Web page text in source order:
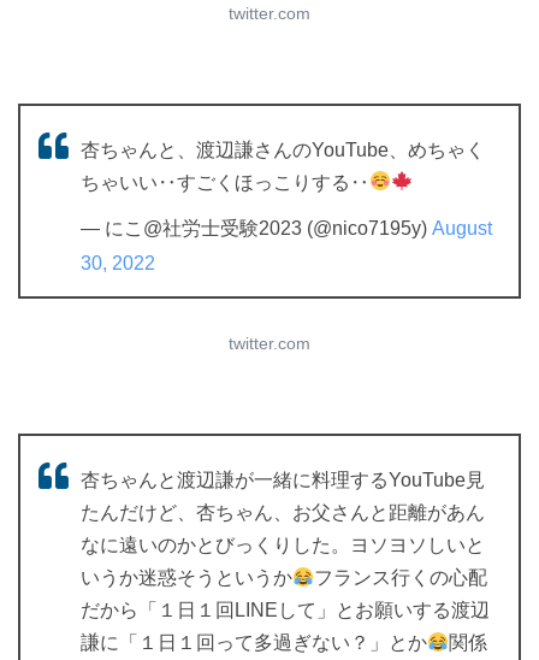
twitter.com
杏ちゃんと、渡辺謙さんのYouTube、めちゃく
ちゃいい‥すごくほっこりする‥
— にこ@社労士受験2023 (@nico7195y) August
30, 2022
twitter.com
杏ちゃんと渡辺謙が一緒に料理するYouTube見
たんだけど、杏ちゃん、お父さんと距離があん
なに遠いのかとびっくりした。ヨソヨソしいと
いうか迷惑そうというか
フランス行くの心配
だから「１日１回LINEして」とお願いする渡辺
謙に「１日１回って多過ぎない？」とか
関係